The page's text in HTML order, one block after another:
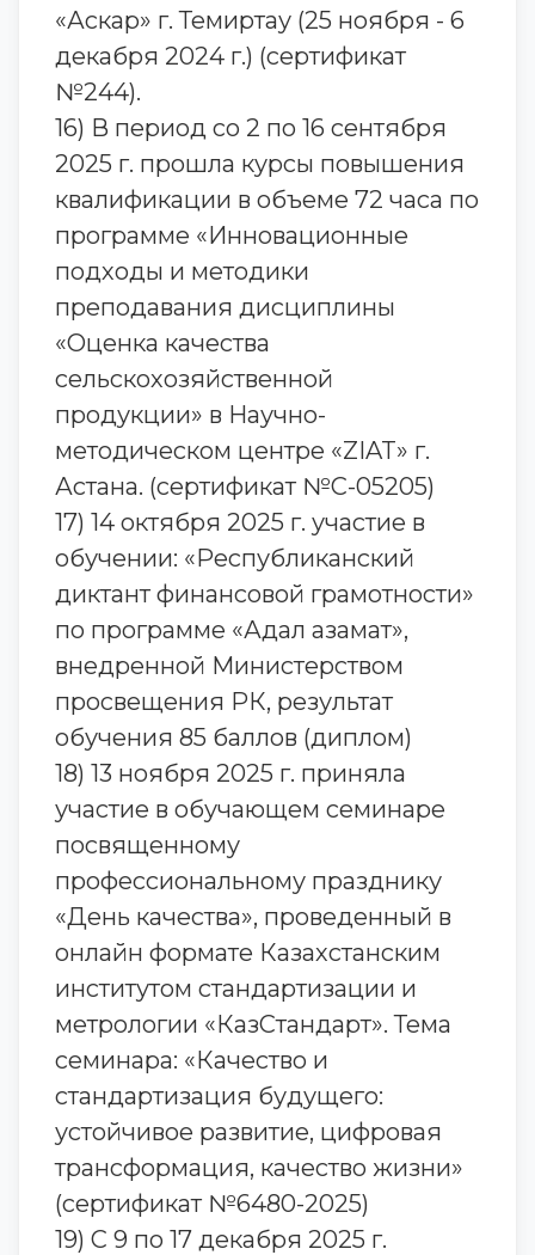
«Аскар» г. Темиртау (25 ноября - 6
декабря 2024 г.) (сертификат
№244).
16) В период со 2 по 16 сентября
2025 г. прошла курсы повышения
квалификации в объеме 72 часа по
программе «Инновационные
подходы и методики
преподавания дисциплины
«Оценка качества
сельскохозяйственной
продукции» в Научно-
методическом центре «ZIAT» г.
Астана. (сертификат №С-05205)
17) 14 октября 2025 г. участие в
обучении: «Республиканский
диктант финансовой грамотности»
по программе «Адал азамат»,
внедренной Министерством
просвещения РК, результат
обучения 85 баллов (диплом)
18) 13 ноября 2025 г. приняла
участие в обучающем семинаре
посвященному
профессиональному празднику
«День качества», проведенный в
онлайн формате Казахстанским
институтом стандартизации и
метрологии «КазСтандарт». Тема
семинара: «Качество и
стандартизация будущего:
устойчивое развитие, цифровая
трансформация, качество жизни»
(сертификат №6480-2025)
19) С 9 по 17 декабря 2025 г.